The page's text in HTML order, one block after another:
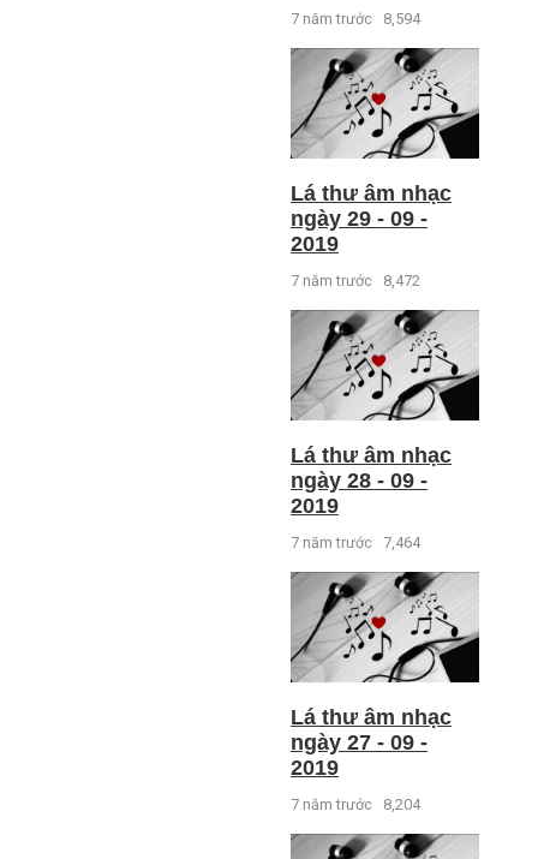
7 năm trước 8,594
Lá thư âm nhạc
ngày 29 - 09 -
2019
7 năm trước 8,472
Lá thư âm nhạc
ngày 28 - 09 -
2019
7 năm trước 7,464
Lá thư âm nhạc
ngày 27 - 09 -
2019
7 năm trước 8,204